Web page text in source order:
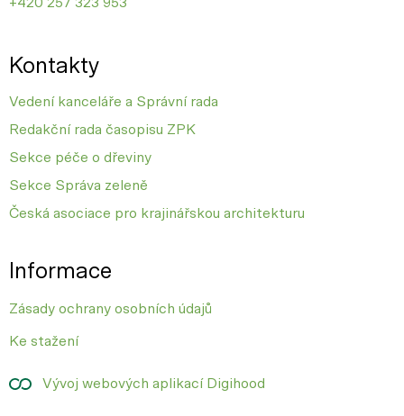
Informace
Zásady ochrany osobních údajů
Ke stažení
Vývoj webových aplikací Digihood
Kontakty
Vedení kanceláře a Správní rada
Redakční rada časopisu ZPK
Sekce péče o dřeviny
Sekce Správa zeleně
Česká asociace pro krajinářskou architekturu